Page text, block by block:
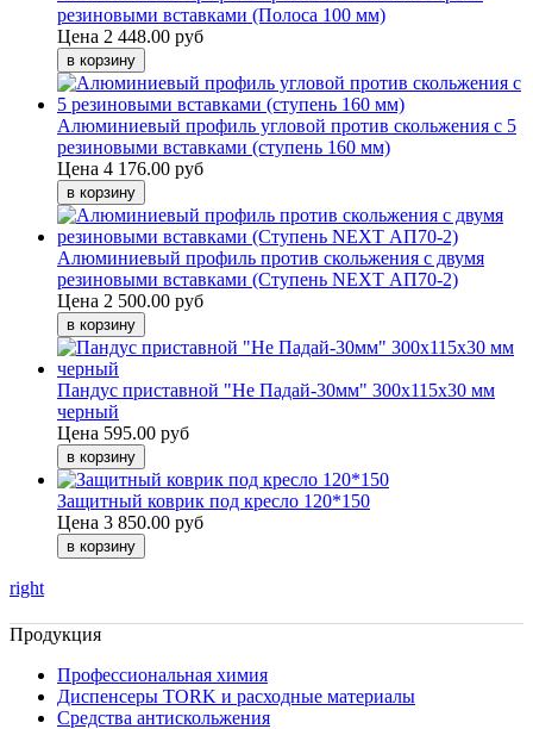
резиновыми вставками (Полоса 100 мм)
Цена 2 448.00 руб
Алюминиевый профиль угловой против скольжения с 5
резиновыми вставками (ступень 160 мм)
Цена 4 176.00 руб
Алюминиевый профиль против скольжения с двумя
резиновыми вставками (Ступень NEXT АП70-2)
Цена 2 500.00 руб
Пандус приставной "Не Падай-30мм" 300х115х30 мм
черный
Цена 595.00 руб
Защитный коврик под кресло 120*150
Цена 3 850.00 руб
right
Продукция
Профессиональная химия
Диспенсеры TORK и расходные материалы
Cредства антискольжения